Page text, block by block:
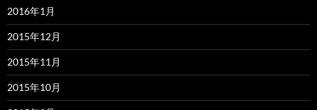
2016年1月
2015年12月
2015年11月
2015年10月